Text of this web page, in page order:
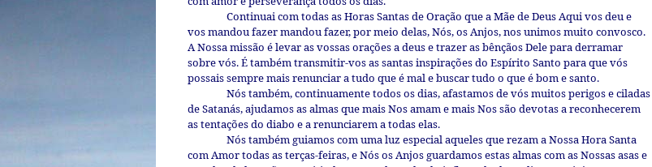
Continuai com todas as Horas Santas de Oração que a Mãe de Deus Aqui vos deu e
vos mandou fazer mandou fazer, por meio delas, Nós, os Anjos, nos unimos muito convosco.
A Nossa missão é levar as vossas orações a deus e trazer as bênçãos Dele para derramar
sobre vós. É também transmitir-vos as santas inspirações do Espírito Santo para que vós
possais sempre mais renunciar a tudo que é mal e buscar tudo o que é bom e santo.
Nós também, continuamente todos os dias, afastamos de vós muitos perigos e ciladas
de Satanás, ajudamos as almas que mais Nos amam e mais Nos são devotas a reconhecerem
as tentações do diabo e a renunciarem a todas elas.
Nós também guiamos com uma luz especial aqueles que rezam a Nossa Hora Santa
com Amor todas as terças-feiras, e Nós os Anjos guardamos estas almas com as Nossas asas e